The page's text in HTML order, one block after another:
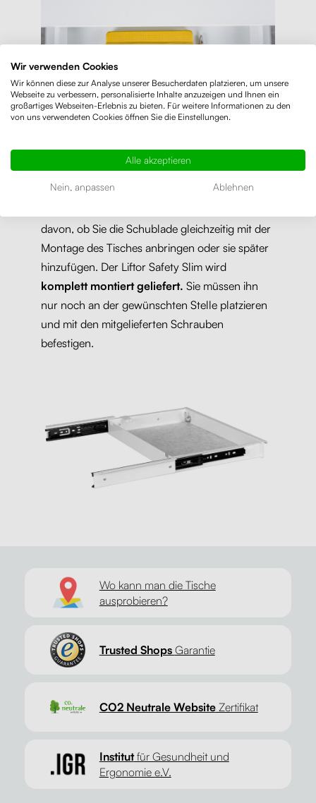
Einfache Montage
Die Schublade ist
so dass die
davon, ob Sie die Schublade gleichzeitig mit der
Montage des Tisches anbringen oder sie später
hinzufügen. Der Liftor Safety Slim wird
komplett montiert geliefert. Sie müssen ihn
nur noch an der gewünschten Stelle platzieren
und mit den mitgelieferten Schrauben
befestigen.
Wo kann man die Tische
ausprobieren?
Trusted Shops Garantie
CO2 Neutrale WebsiteZertifikat
Institutfür Gesundheit und
Ergonomie e.V.
Wir verwenden Cookies
Wir können diese zur Analyse unserer Besucherdaten platzieren, um unsere
Webseite zu verbessern, personalisierte Inhalte anzuzeigen und Ihnen ein
großartiges Webseiten-Erlebnis zu bieten. Für weitere Informationen zu den
von uns verwendeten Cookies öffnen Sie die Einstellungen.
Alle akzeptieren
Nein, anpassen Ablehnen